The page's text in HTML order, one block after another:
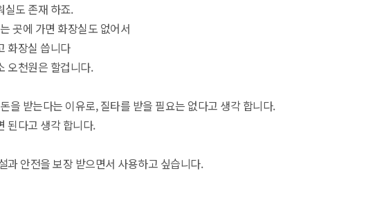
실도 존재 하죠.
곳에 가면 화장실도 없어서
화장실 씁니다
오천원은 할겁니다.
을 받는다는 이유로, 질타를 받을 필요는 없다고 생각 합니다.
된다고 생각 합니다.
과 안전을 보장 받으면서 사용하고 싶습니다.